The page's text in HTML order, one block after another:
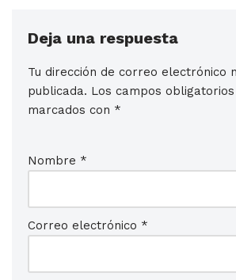
Deja una respuesta
Tu dirección de correo electrónico
publicada. Los campos
marcados con *
Nombre *
Correo electrónico *